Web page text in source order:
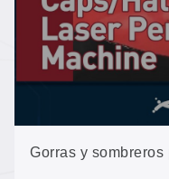
Gorras y